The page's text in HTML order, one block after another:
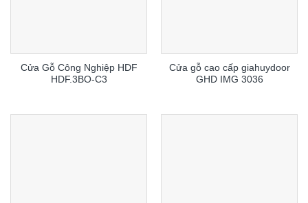
Cửa Gỗ Công Nghiệp HDF
HDF.3BO-C3
Cửa gỗ cao cấp giahuydoor
GHD IMG 3036